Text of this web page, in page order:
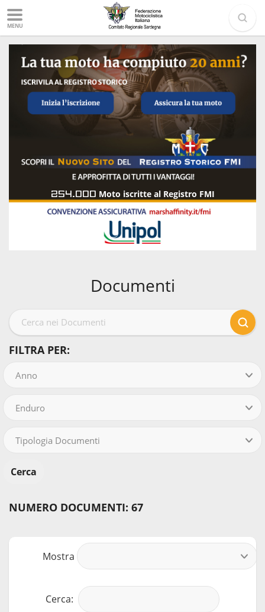
MENU
254.000 Moto iscritte al Registro FMI
Documenti
FILTRA PER:
Anno
Enduro
Tipologia Documenti
NUMERO DOCUMENTI: 67
Mostra
Cerca: